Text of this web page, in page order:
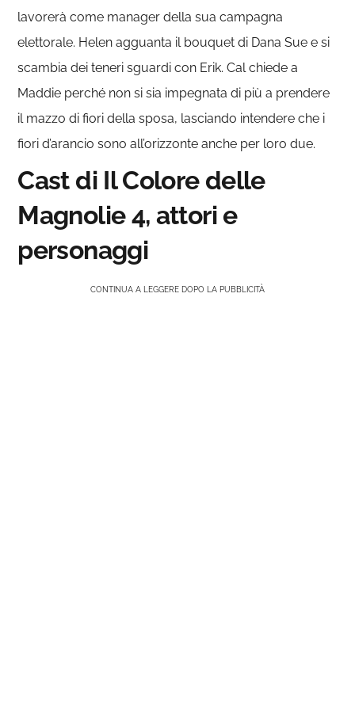
lavorerà come manager della sua campagna
elettorale. Helen agguanta il bouquet di Dana Sue e si
scambia dei teneri sguardi con Erik. Cal chiede a
Maddie perché non si sia impegnata di più a prendere
il mazzo di fiori della sposa, lasciando intendere che i
fiori d’arancio sono all’orizzonte anche per loro due.
Cast di Il Colore delle
Magnolie 4, attori e
personaggi
CONTINUA A LEGGERE DOPO LA PUBBLICITÀ